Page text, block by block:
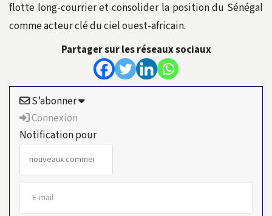
flotte long-courrier et consolider la position du Sénégal
comme acteur clé du ciel ouest-africain.
Partager sur les réseaux sociaux
S’abonner
Connexion
Notification pour